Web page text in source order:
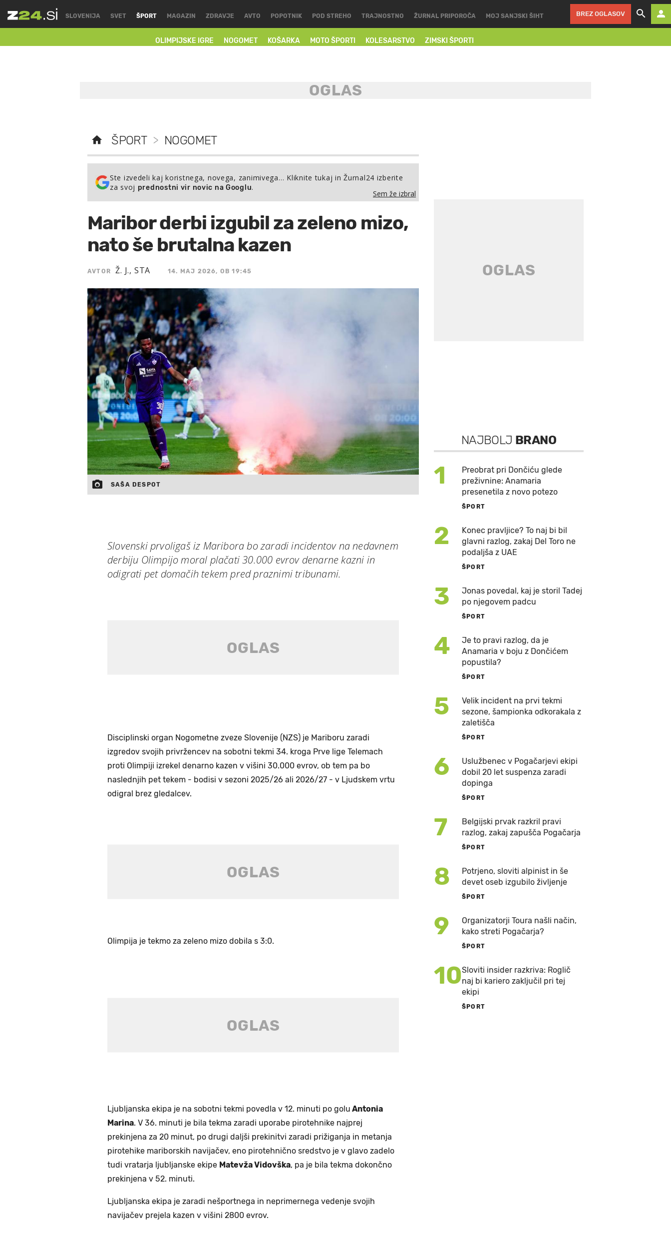
SLOVENIJA SVET ŠPORT
OLIMPIJSKE IGRE NOGOMET KOŠARKA MOTO ŠPORTI KOLESARSTVO ZIMSKI ŠPORTI
MAGAZIN ZDRAVJE AVTO POPOTNIK POD STREHO TRAJNOSTNO ŽURNAL PRIPOROČA MOJ SANJSKI ŠIHT BREZ OGLASOV
ŠPORT > NOGOMET
Ste izvedeli kaj koristnega, novega, zanimivega… Kliknite tukaj in Žurnal24 izberite
za svoj prednostni vir novic na Googlu.
Sem že izbral
Maribor derbi izgubil za zeleno mizo,
nato še brutalna kazen
AVTOR Ž. J., STA 14. MAJ 2026, OB 19:45
SAŠA DESPOT
Slovenski prvoligaš iz Maribora bo zaradi incidentov na nedavnem
derbiju Olimpijo moral plačati 30.000 evrov denarne kazni in
odigrati pet domačih tekem pred praznimi tribunami.
Disciplinski organ Nogometne zveze Slovenije (NZS) je Mariboru zaradi
izgredov svojih privržencev na sobotni tekmi 34. kroga Prve lige Telemach
proti Olimpiji izrekel denarno kazen v višini 30.000 evrov, ob tem pa bo
naslednjih pet tekem - bodisi v sezoni 2025/26 ali 2026/27 - v Ljudskem vrtu
odigral brez gledalcev.
Olimpija je tekmo za zeleno mizo dobila s 3:0.
Ljubljanska ekipa je na sobotni tekmi povedla v 12. minuti po golu Antonia
Marina. V 36. minuti je bila tekma zaradi uporabe pirotehnike najprej
prekinjena za 20 minut, po drugi daljši prekinitvi zaradi prižiganja in metanja
pirotehike mariborskih navijačev, eno pirotehnično sredstvo je v glavo zadelo
tudi vratarja ljubljanske ekipe Matevža Vidovška, pa je bila tekma dokončno
prekinjena v 52. minuti.
Ljubljanska ekipa je zaradi nešportnega in neprimernega vedenje svojih
navijačev prejela kazen v višini 2800 evrov.
NAJBOLJ BRANO
1
Preobrat pri Dončiću glede
preživnine: Anamaria
presenetila z novo potezo
ŠPORT
2
Konec pravljice? To naj bi bil
glavni razlog, zakaj Del Toro ne
podaljša z UAE
ŠPORT
3
Jonas povedal, kaj je storil Tadej
po njegovem padcu
ŠPORT
4
Je to pravi razlog, da je
Anamaria v boju z Dončićem
popustila?
ŠPORT
5
Velik incident na prvi tekmi
sezone, šampionka odkorakala z
zaletišča
ŠPORT
6
Uslužbenec v Pogačarjevi ekipi
dobil 20 let suspenza zaradi
dopinga
ŠPORT
7
Belgijski prvak razkril pravi
razlog, zakaj zapušča Pogačarja
ŠPORT
8
Potrjeno, sloviti alpinist in še
devet oseb izgubilo življenje
ŠPORT
9
Organizatorji Toura našli način,
kako streti Pogačarja?
ŠPORT
10Sloviti insider razkriva: Roglič
naj bi kariero zaključil pri tej
ekipi
ŠPORT